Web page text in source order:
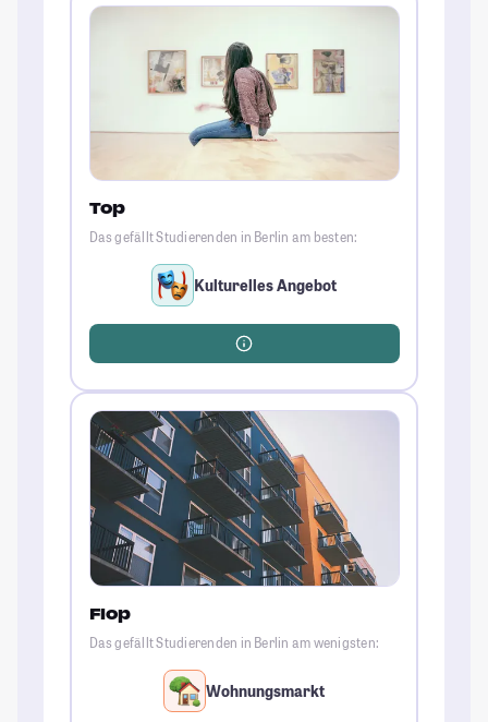
Top
Das gefällt Studierenden in Berlin am besten:
Kulturelles Angebot
Flop
Das gefällt Studierenden in Berlin am wenigsten:
Wohnungsmarkt